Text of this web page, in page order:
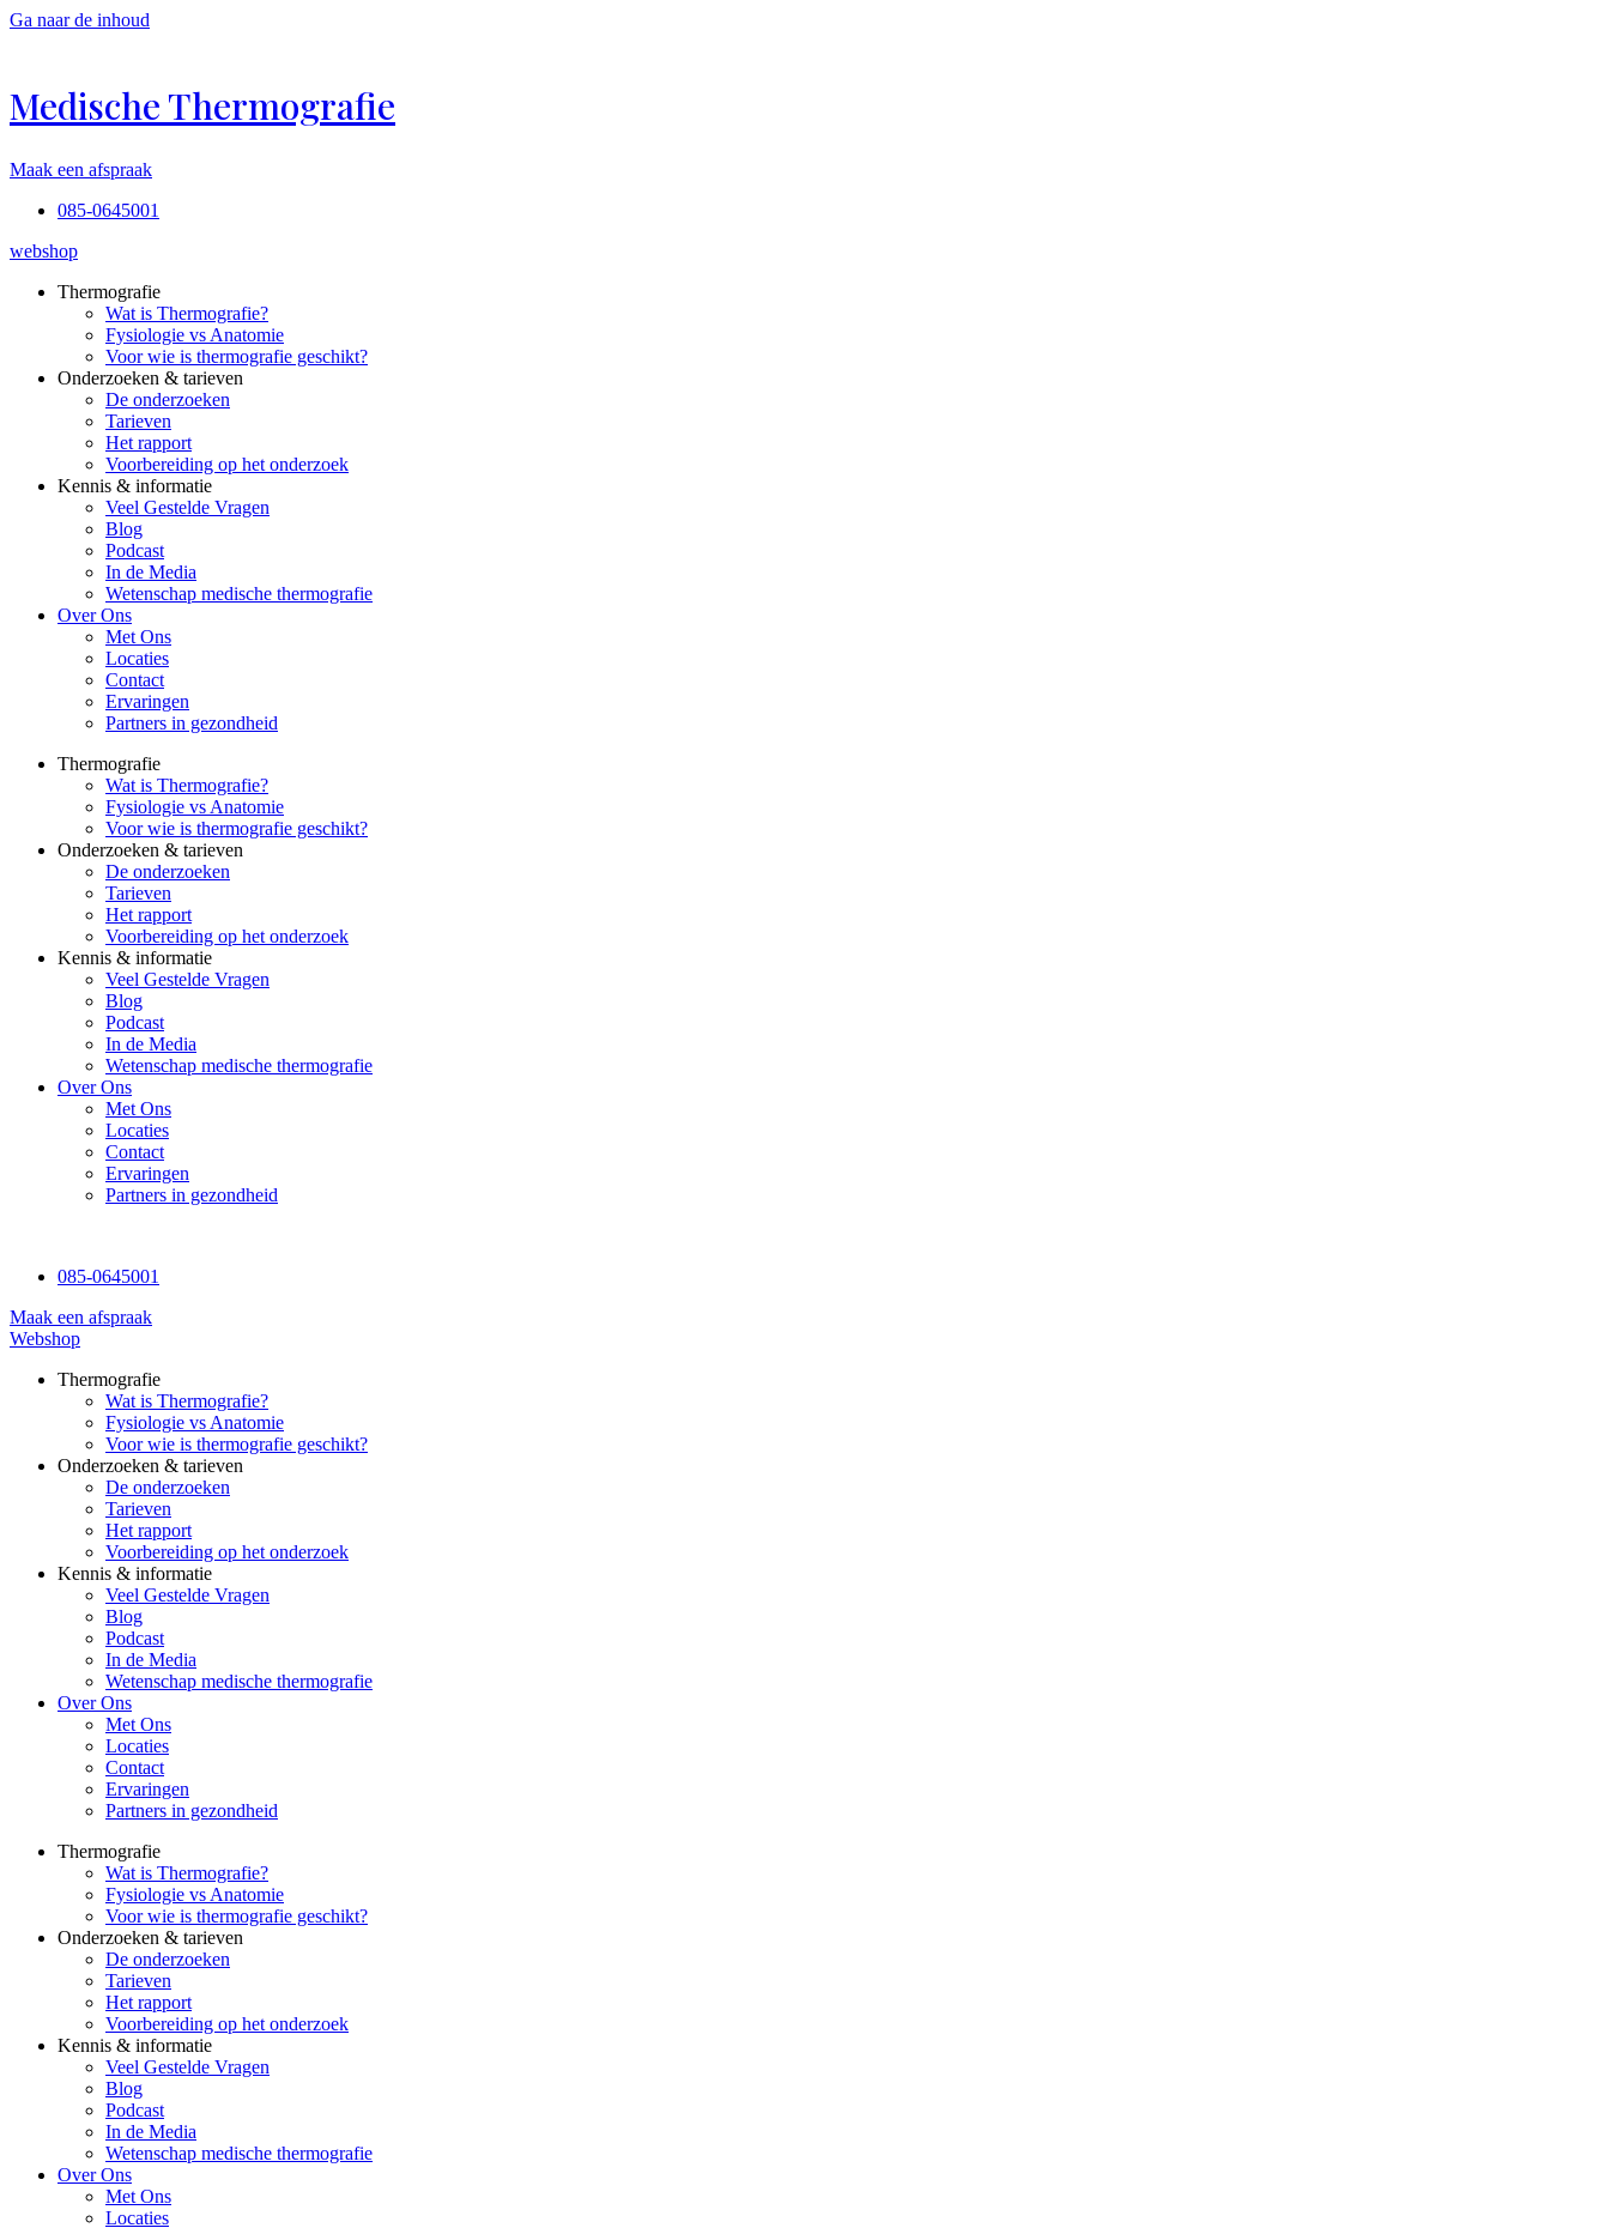
Ga naar de inhoud
Medische Thermografie
Maak een afspraak
085-0645001
webshop
Thermografie
Wat is Thermografie?
Fysiologie vs Anatomie
Voor wie is thermografie geschikt?
Onderzoeken & tarieven
De onderzoeken
Tarieven
Het rapport
Voorbereiding op het onderzoek
Kennis & informatie
Veel Gestelde Vragen
Blog
Podcast
In de Media
Wetenschap medische thermografie
Over Ons
Met Ons
Locaties
Contact
Ervaringen
Partners in gezondheid
Thermografie
Wat is Thermografie?
Fysiologie vs Anatomie
Voor wie is thermografie geschikt?
Onderzoeken & tarieven
De onderzoeken
Tarieven
Het rapport
Voorbereiding op het onderzoek
Kennis & informatie
Veel Gestelde Vragen
Blog
Podcast
In de Media
Wetenschap medische thermografie
Over Ons
Met Ons
Locaties
Contact
Ervaringen
Partners in gezondheid
085-0645001
Maak een afspraak
Webshop
Thermografie
Wat is Thermografie?
Fysiologie vs Anatomie
Voor wie is thermografie geschikt?
Onderzoeken & tarieven
De onderzoeken
Tarieven
Het rapport
Voorbereiding op het onderzoek
Kennis & informatie
Veel Gestelde Vragen
Blog
Podcast
In de Media
Wetenschap medische thermografie
Over Ons
Met Ons
Locaties
Contact
Ervaringen
Partners in gezondheid
Thermografie
Wat is Thermografie?
Fysiologie vs Anatomie
Voor wie is thermografie geschikt?
Onderzoeken & tarieven
De onderzoeken
Tarieven
Het rapport
Voorbereiding op het onderzoek
Kennis & informatie
Veel Gestelde Vragen
Blog
Podcast
In de Media
Wetenschap medische thermografie
Over Ons
Met Ons
Locaties